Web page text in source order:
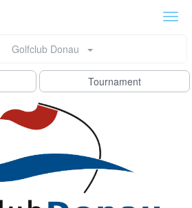
Golfclub Donau
Tournament